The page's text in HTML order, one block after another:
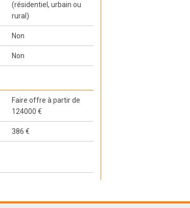
(résidentiel, urbain ou
rural)
Non
Non
Faire offre à partir de
124000 €
386 €